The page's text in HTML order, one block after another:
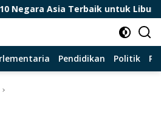
Terbaik untuk Liburan, Indonesia
Pendidikan Politik